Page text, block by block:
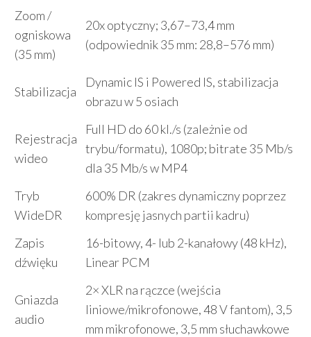
Zoom /
ogniskowa
(35 mm)
20x optyczny; 3,67–73,4 mm
(odpowiednik 35 mm: 28,8–576 mm)
Stabilizacja
Dynamic IS i Powered IS, stabilizacja
obrazu w 5 osiach
Rejestracja
wideo
Full HD do 60 kl./s (zależnie od
trybu/formatu), 1080p; bitrate 35 Mb/s
dla 35 Mb/s w MP4
Tryb
WideDR
600% DR (zakres dynamiczny poprzez
kompresję jasnych partii kadru)
Zapis
dźwięku
16-bitowy, 4- lub 2-kanałowy (48 kHz),
Linear PCM
Gniazda
audio
2× XLR na rączce (wejścia
liniowe/mikrofonowe, 48 V fantom), 3,5
mm mikrofonowe, 3,5 mm słuchawkowe